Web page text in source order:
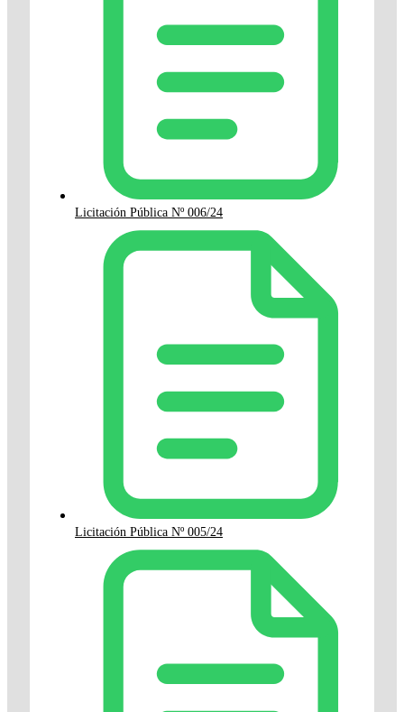
Licitación Pública Nº 006/24
Licitación Pública Nº 005/24